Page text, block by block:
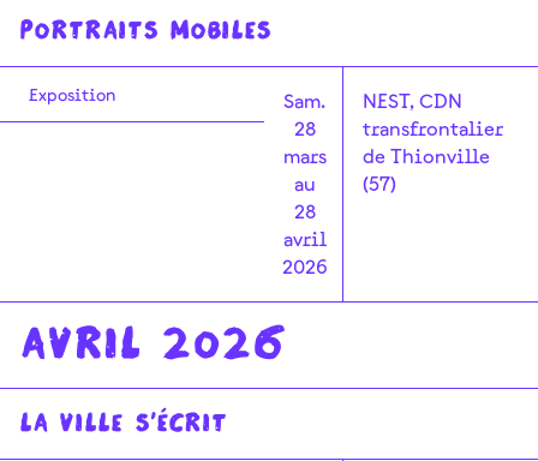
PORTRAITS MOBILES
Sam.
28
mars
au
28
avril
2026
NEST, CDN
transfrontalier
de Thionville
(57)
Exposition
Avril 2026
La Ville s'écrit